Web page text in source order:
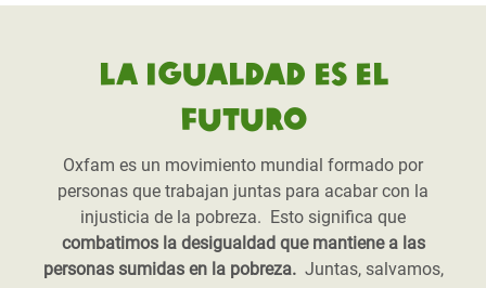
La igualdad es el
futuro
Oxfam es un movimiento mundial formado por
personas que trabajan juntas para acabar con la
injusticia de la pobreza. Esto significa que
combatimos la desigualdad que mantiene a las
personas sumidas en la pobreza.Juntas, salvamos,